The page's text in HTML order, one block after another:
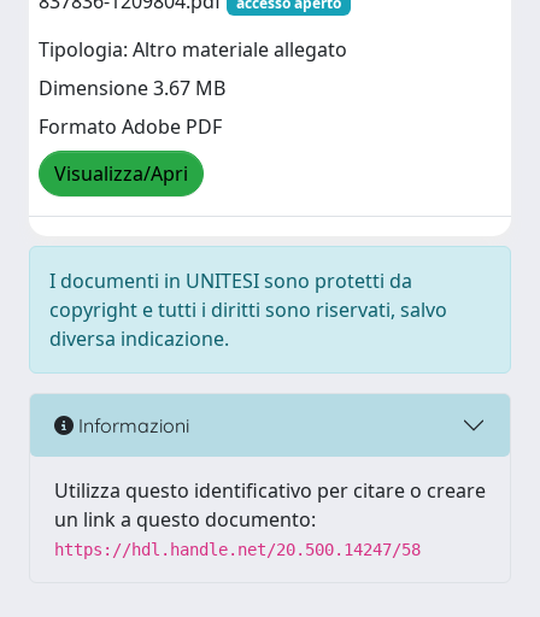
Tipologia: Altro materiale allegato
Dimensione 3.67 MB
Formato Adobe PDF
Visualizza/Apri
I documenti in UNITESI sono protetti da
copyright e tutti i diritti sono riservati, salvo
diversa indicazione.
Informazioni
Utilizza questo identificativo per citare o creare
un link a questo documento:
https://hdl.handle.net/20.500.14247/58